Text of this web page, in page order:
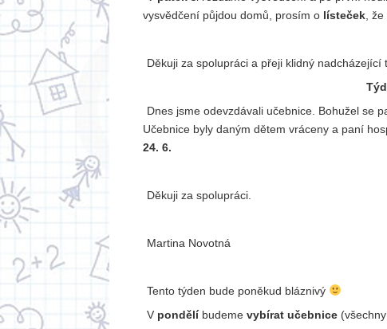
vysvědčení půjdou domů, prosím o lísteček ,
Děkuji za spolupráci a přeji klidný nadcházející
Dnes jsme odevzdávali učebnice. Bohužel se
Učebnice byly daným dětem vráceny a paní
24. 6.
Děkuji za spolupráci.
Martina Novotná
Tento týden bude poněkud bláznivý
V pondělí budeme vybírat učebnice